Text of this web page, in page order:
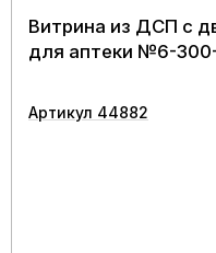
Витрина из ДСП с
для аптеки №6-
Артикул 44882